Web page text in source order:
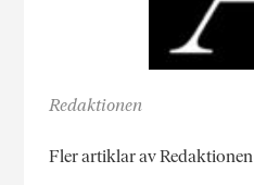
Redaktionen
Fler artiklar av Redaktionen